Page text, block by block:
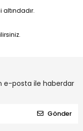
e-posta ile haberdar
Gönder